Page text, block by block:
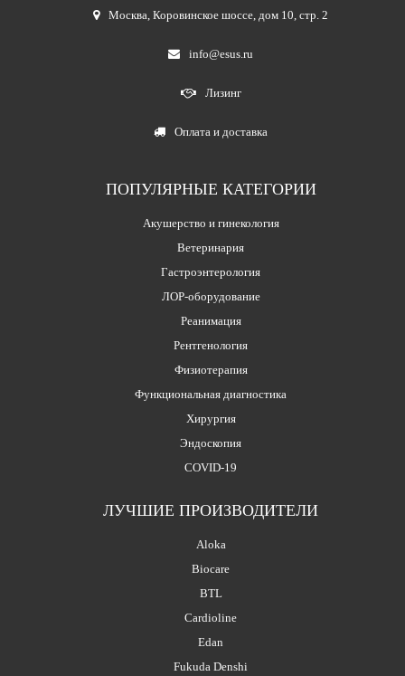
Москва,Коровинское шоссе, дом 10, стр. 2
info@esus.ru
Лизинг
Оплата и доставка
ПОПУЛЯРНЫЕ КАТЕГОРИИ
Акушерство и гинекология
Ветеринария
Гастроэнтерология
ЛОР-оборудование
Реанимация
Рентгенология
Физиотерапия
Функциональная диагностика
Хирургия
Эндоскопия
COVID-19
ЛУЧШИЕ ПРОИЗВОДИТЕЛИ
Aloka
Biocare
BTL
Cardioline
Edan
Fukuda Denshi